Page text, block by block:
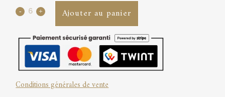
Sacello
Classico
DOCG
quantity
Ajouter au panier
Conditions générales de vente